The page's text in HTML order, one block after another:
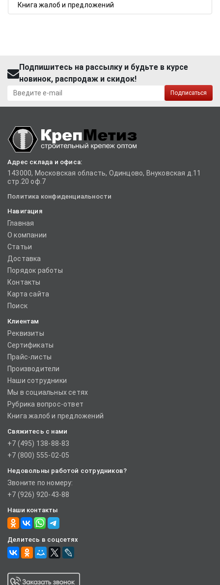
Книга жалоб и предложений
Подпишитесь на рассылку и будьте в курсе
новинок, распродаж и скидок!
Подписаться
Адрес склада и офиса:
143000, Московская область, Одинцово, Внуковская д.11
стр.20 оф.7
Политика конфиденциальности
Навигация
Главная
О компании
Статьи
Доставка
Порядок работы
Контакты
Карта сайта
Поиск
Клиентам
Реквизиты
Сертификаты
Прайс-листы
Производители
Наши сотрудники
Мы в социальных сетях
Рубрика вопрос-ответ
Книга жалоб и предложений
Свяжитесь с нами
+7 (495) 138-88-83
+7 (800) 555-02-05
Недовольны работой сотрудников?
Звоните по номеру:
+7 (926) 920-43-88
Наши контакты
Делитесь в соцсетях